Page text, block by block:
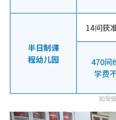
半日制课
程幼儿园
14间获
470间
学费